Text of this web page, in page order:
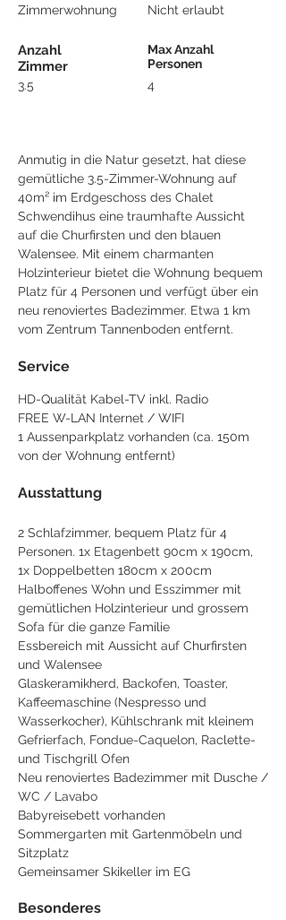
Zimmerwohnung
Anzahl
Zimmer
3.5
Nicht erlaubt
Max Anzahl
Personen
4
Anmutig in die Natur gesetzt, hat diese
gemütliche 3.5-Zimmer-Wohnung auf
40m² im Erdgeschoss des Chalet
Schwendihus eine traumhafte Aussicht
auf die Churfirsten und den blauen
Walensee. Mit einem charmanten
Holzinterieur bietet die Wohnung bequem
Platz für 4 Personen und verfügt über ein
neu renoviertes Badezimmer. Etwa 1 km
vom Zentrum Tannenboden entfernt.
Service
HD-Qualität Kabel-TV inkl. Radio
FREE W-LAN Internet / WIFI
1 Aussenparkplatz vorhanden (ca. 150m
von der Wohnung entfernt)
Ausstattung
2 Schlafzimmer, bequem Platz für 4
Personen. 1x Etagenbett 90cm x 190cm,
1x Doppelbetten 180cm x 200cm
Halboffenes Wohn und Esszimmer mit
gemütlichen Holzinterieur und grossem
Sofa für die ganze Familie
Essbereich mit Aussicht auf Churfirsten
und Walensee
Glaskeramikherd, Backofen, Toaster,
Kaffeemaschine (Nespresso und
Wasserkocher), Kühlschrank mit kleinem
Gefrierfach, Fondue-Caquelon, Raclette-
und Tischgrill Ofen
Neu renoviertes Badezimmer mit Dusche /
WC / Lavabo
Babyreisebett vorhanden
Sommergarten mit Gartenmöbeln und
Sitzplatz
Gemeinsamer Skikeller im EG
Besonderes